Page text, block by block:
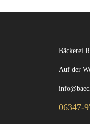
Bäckerei
Auf der
06347-